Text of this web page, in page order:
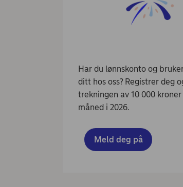
Har du lønnskonto og
ditt hos oss? Registrer deg
trekningen av 10 000
måned i 2026.
Meld deg på